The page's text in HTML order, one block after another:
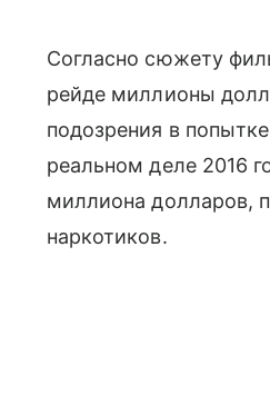
Согласно сюжету
рейде миллионы
подозрения в
реальном деле 2016
миллиона долларов,
наркотиков.